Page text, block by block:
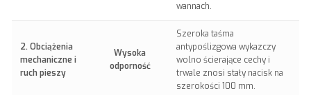
wannach.
2. Obciążenia
mechaniczne i
ruch pieszy
Wysoka
odporność
Szeroka taśma
antypoślizgowa wykazczy
wolno ścierające cechy i
trwale znosi stały nacisk na
szerokości 100 mm.